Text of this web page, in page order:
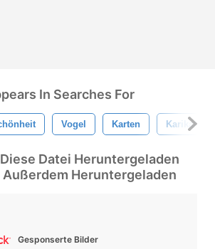
In Searches For
Vogel Karten
Datei Heruntergeladen
Außerdem Heruntergeladen
Gesponserte Bilder